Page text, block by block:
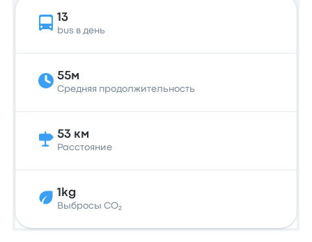
13
bus в день
55м
Средняя продолжительность
53 км
Расстояние
1kg
Выбросы CO₂